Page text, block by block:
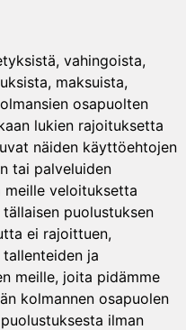
vahingoista,
maksuista,
osapuolten
lukien rajoituksetta
näiden käyttöehtojen
tai palveluiden
meille veloituksetta
puolustuksen
ei rajoittuen,
ja
meille, joita pidämme
kolmannen osapuolen
ilman